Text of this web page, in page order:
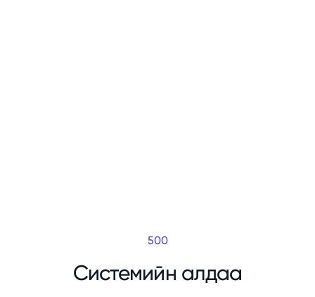
500
Системийн алдаа